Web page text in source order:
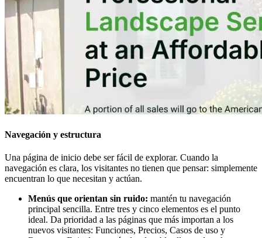
Navegación y estructura
Una página de inicio debe ser fácil de explorar. Cuando la
navegación es clara, los visitantes no tienen que pensar: simplemente
encuentran lo que necesitan y actúan.
Menús que orientan sin ruido: mantén tu navegación
principal sencilla. Entre tres y cinco elementos es el punto
ideal. Da prioridad a las páginas que más importan a los
nuevos visitantes: Funciones, Precios, Casos de uso y